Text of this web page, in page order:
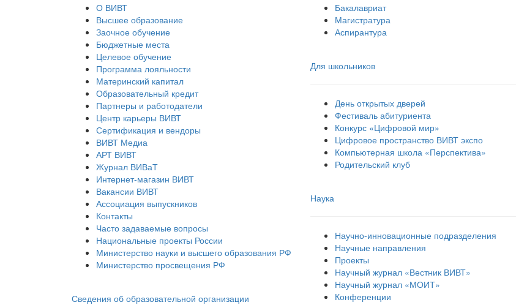
О ВИВТ
Высшее образование
Заочное обучение
Бюджетные места
Целевое обучение
Программа лояльности
Материнский капитал
Образовательный кредит
Партнеры и работодатели
Центр карьеры ВИВТ
Сертификация и вендоры
ВИВТ Медиа
АРТ ВИВТ
Журнал ВИВаТ
Интернет-магазин ВИВТ
Вакансии ВИВТ
Ассоциация выпускников
Контакты
Часто задаваемые вопросы
Национальные проекты России
Министерство науки и высшего образования РФ
Министерство просвещения РФ
Сведения об образовательной организации
Бакалавриат
Магистратура
Аспирантура
Для школьников
День открытых дверей
Фестиваль абитуриента
Конкурс «Цифровой мир»
Цифровое пространство ВИВТ экспо
Компьютерная школа «Перспектива»
Родительский клуб
Наука
Научно-инновационные подразделения
Научные направления
Проекты
Научный журнал «Вестник ВИВТ»
Научный журнал «МОИТ»
Конференции